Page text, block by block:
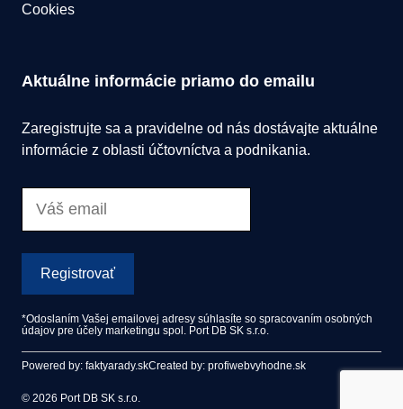
Cookies
Aktuálne informácie priamo do emailu
Zaregistrujte sa a pravidelne od nás dostávajte aktuálne
informácie z oblasti účtovníctva a podnikania.
Registrovať
*Odoslaním Vašej emailovej adresy súhlasíte so spracovaním osobných
údajov pre účely marketingu spol. Port DB SK s.r.o.
© 2026 Port DB SK s.r.o.
Powered by: faktyarady.skCreated by: profiwebvyhodne.sk